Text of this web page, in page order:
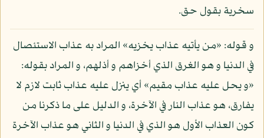
سخرية بقول حق.
و قوله: «من يأتيه عذاب يخزيه» المراد به عذاب الاستئصال
في الدنيا و هو الغرق الذي أخزاهم و أذلهم، و المراد بقوله:
«و يحل عليه عذاب مقيم» أي ينزل عليه عذاب ثابت لازم لا
يفارق، هو عذاب النار في الآخرة، و الدليل على ما ذكرنا من
كون العذاب الأول هو الذي في الدنيا و الثاني هو عذاب الآخرة